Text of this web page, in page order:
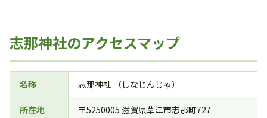
志那神社のアクセスマップ
名称 志那神社 （しなじんじゃ）
所在地 〒5250005 滋賀県草津市志那町727